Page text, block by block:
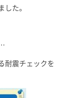
した。
耐震チェックを